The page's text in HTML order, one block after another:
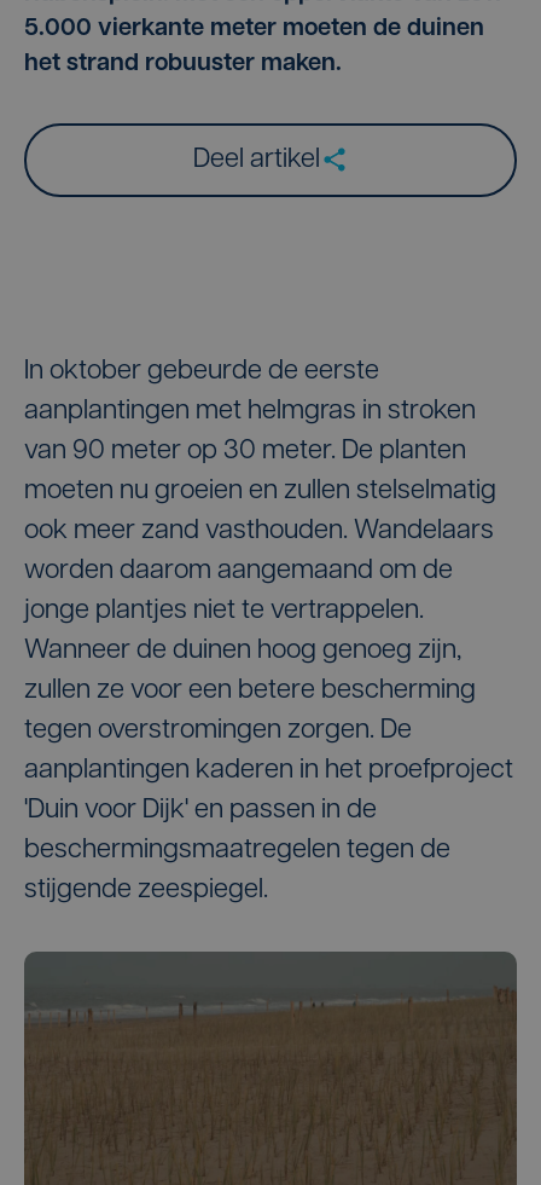
5.000 vierkante meter moeten de duinen
het strand robuuster maken.
Deel artikel
In oktober gebeurde de eerste
aanplantingen met helmgras in stroken
van 90 meter op 30 meter. De planten
moeten nu groeien en zullen stelselmatig
ook meer zand vasthouden. Wandelaars
worden daarom aangemaand om de
jonge plantjes niet te vertrappelen.
Wanneer de duinen hoog genoeg zijn,
zullen ze voor een betere bescherming
tegen overstromingen zorgen. De
aanplantingen kaderen in het proefproject
'Duin voor Dijk' en passen in de
beschermingsmaatregelen tegen de
stijgende zeespiegel.